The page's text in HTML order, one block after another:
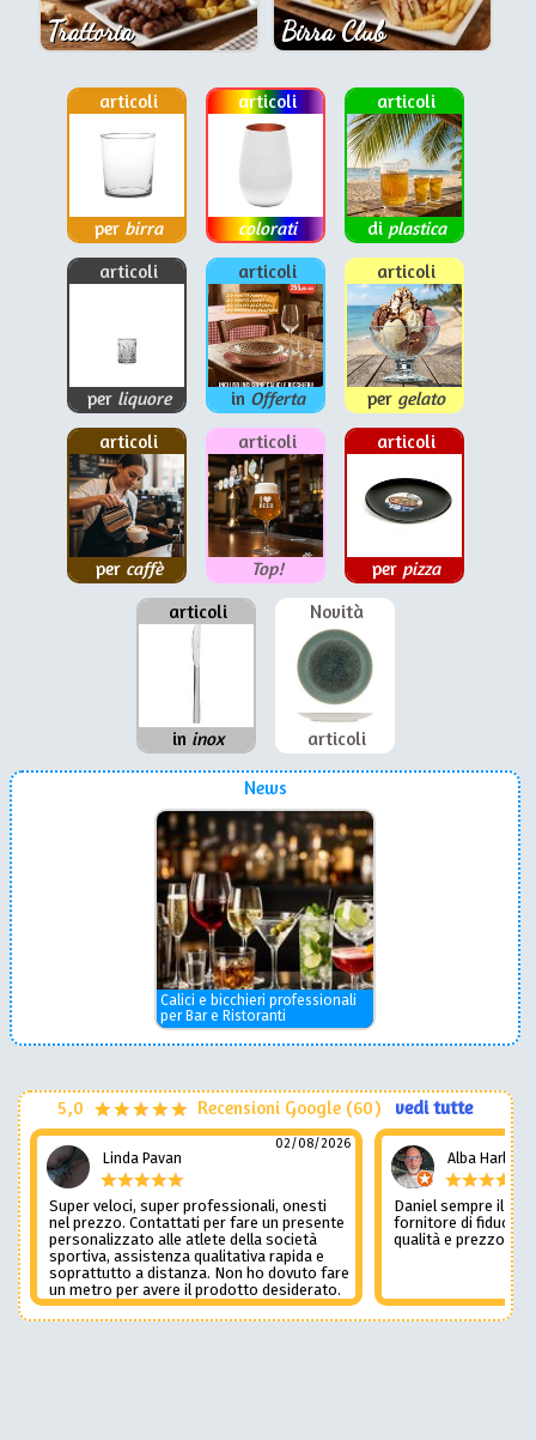
Trattoria Birra Club
articoli
per birra
articoli
colorati
articoli
di plastica
articoli
per liquore
articoli
in Offerta
articoli
per gelato
articoli
per caffè
articoli
Top!
articoli
per pizza
articoli
in inox
Novità
articoli
News
Calici e bicchieri professionali
per Bar e Ristoranti
5,0 Recensioni Google (60) vedi tutte
Linda Pavan
02/08/2026
Super veloci, super professionali, onesti
nel prezzo. Contattati per fare un presente
personalizzato alle atlete della società
sportiva, assistenza qualitativa rapida e
soprattutto a distanza. Non ho dovuto fare
un metro per avere il prodotto desiderato.
Una assistenza del genere è rara e
preziosa. Credo li contatterò ancora in
Alba Harley
Daniel sempre il
fornitore di fiducia
qualità e prezzo